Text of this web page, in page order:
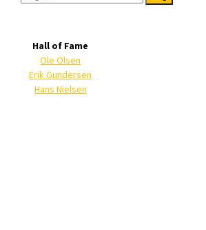
efter:
Hall of Fame
Ole Olsen
Erik Gundersen
Hans Nielsen